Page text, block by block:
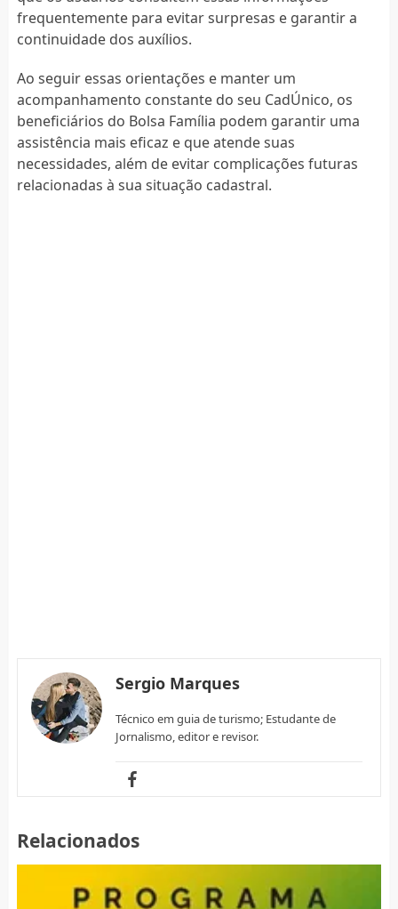
frequentemente para evitar surpresas e garantir a
continuidade dos auxílios.
Ao seguir essas orientações e manter um
acompanhamento constante do seu CadÚnico, os
beneficiários do Bolsa Família podem garantir uma
assistência mais eficaz e que atende suas
necessidades, além de evitar complicações futuras
relacionadas à sua situação cadastral.
Sergio Marques
Técnico em guia de turismo; Estudante de
Jornalismo, editor e revisor.
Relacionados